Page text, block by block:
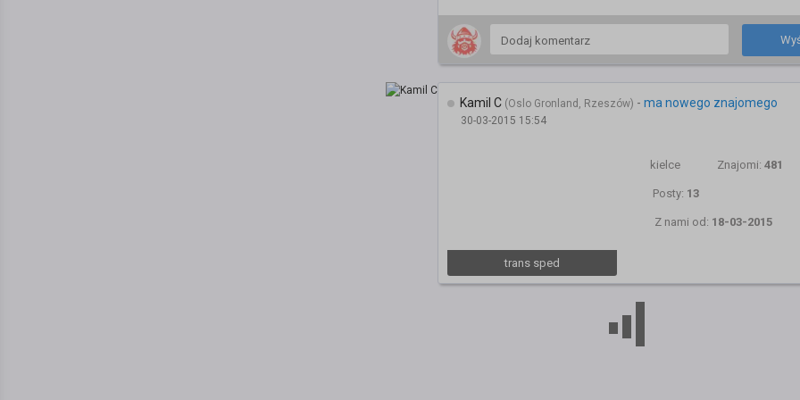
Kamil C (Oslo Gronland, Rzeszów) - ma nowego znajomego
30-03-2015 15:54
trans sped
kielce Znajomi: 481
Posty: 13
Z nami od: 18-03-2015